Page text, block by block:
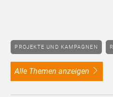
PROJEKTE UND KAMPAGNEN
alle Themen anzeigen